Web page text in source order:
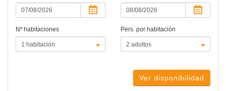
Nº habitaciones Pers. por habitación
Ver disponibilidad